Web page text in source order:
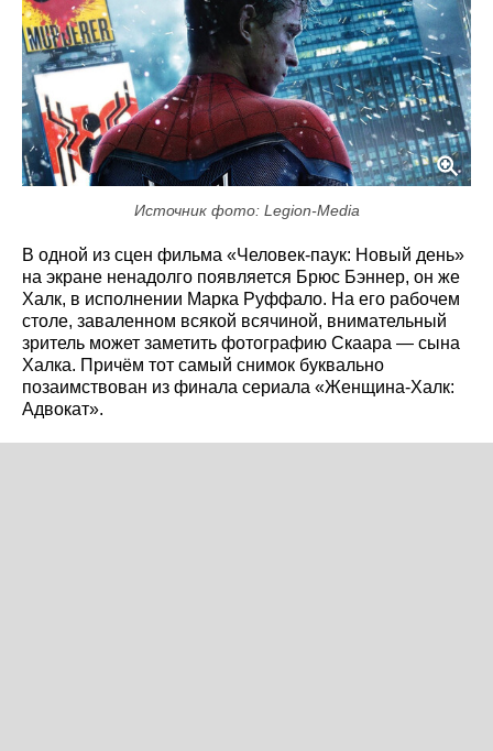
Источник фото: Legion-Media
В одной из сцен фильма «Человек-паук: Новый день»
на экране ненадолго появляется Брюс Бэннер, он же
Халк, в исполнении Марка Руффало. На его рабочем
столе, заваленном всякой всячиной, внимательный
зритель может заметить фотографию Скаара — сына
Халка. Причём тот самый снимок буквально
позаимствован из финала сериала «Женщина-Халк:
Адвокат».